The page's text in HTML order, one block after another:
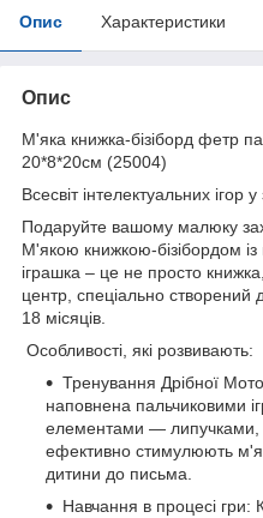
Опис Характеристики
Опис
М'яка книжка-бізіборд фетр
20*8*20см (25004)
Всесвіт інтелектуальних ігор
Подаруйте вашому малюку
М'якою книжкою-бізібордом із
іграшка – це не просто
центр, спеціально створений
18 місяців.
Особливості, які розвивають:
Тренування Дрібної
наповнена пальчиковими
елементами — липучками,
ефективно стимулюють
дитини до письма.
Навчання в процесі гри: